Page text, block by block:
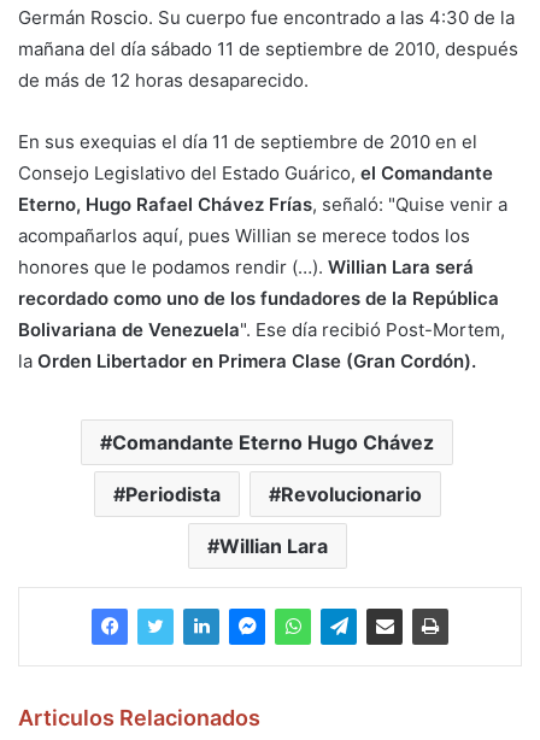
Germán Roscio. Su cuerpo fue encontrado a las 4:30 de la
mañana del día sábado 11 de septiembre de 2010, después
de más de 12 horas desaparecido.
En sus exequias el día 11 de septiembre de 2010 en el
Consejo Legislativo del Estado Guárico, el Comandante
Eterno, Hugo Rafael Chávez Frías, señaló: "Quise venir a
acompañarlos aquí, pues Willian se merece todos los
honores que le podamos rendir (…). Willian Lara será
recordado como uno de los fundadores de la República
Bolivariana de Venezuela". Ese día recibió Post-Mortem,
la Orden Libertador en Primera Clase (Gran Cordón).
Comandante Eterno Hugo Chávez
Periodista Revolucionario
Willian Lara
Articulos Relacionados